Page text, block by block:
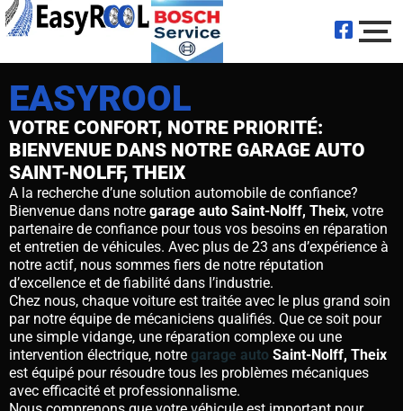
EASYROOL
VOTRE CONFORT, NOTRE PRIORITÉ:
BIENVENUE DANS NOTRE GARAGE AUTO
SAINT-NOLFF, THEIX
A la recherche d’une solution automobile de confiance?
Bienvenue dans notre garage auto Saint-Nolff, Theix, votre
partenaire de confiance pour tous vos besoins en réparation
et entretien de véhicules. Avec plus de 23 ans d’expérience à
notre actif, nous sommes fiers de notre réputation
d’excellence et de fiabilité dans l’industrie.
Chez nous, chaque voiture est traitée avec le plus grand soin
par notre équipe de mécaniciens qualifiés. Que ce soit pour
une simple vidange, une réparation complexe ou une
intervention électrique, notre garage auto Saint-Nolff, Theix
est équipé pour résoudre tous les problèmes mécaniques
avec efficacité et professionnalisme.